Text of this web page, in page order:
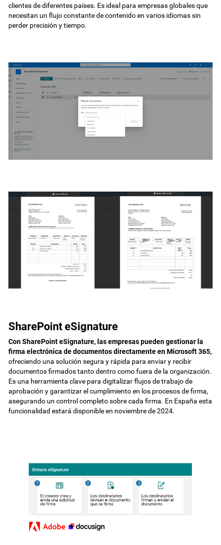
clientes de diferentes países. Es ideal para empresas globales que
necesitan un flujo constante de contenido en varios idiomas sin
perder precisión y tiempo.
SharePoint eSignature
Con SharePoint eSignature, las empresas pueden gestionar la
firma electrónica de documentos directamente en Microsoft 365,
ofreciendo una solución segura y rápida para enviar y recibir
documentos firmados tanto dentro como fuera de la organización.
Es una herramienta clave para digitalizar flujos de trabajo de
aprobación y garantizar el cumplimiento en los procesos de firma,
asegurando un control completo sobre cada firma. En España esta
funcionalidad estará disponible en noviembre de 2024.